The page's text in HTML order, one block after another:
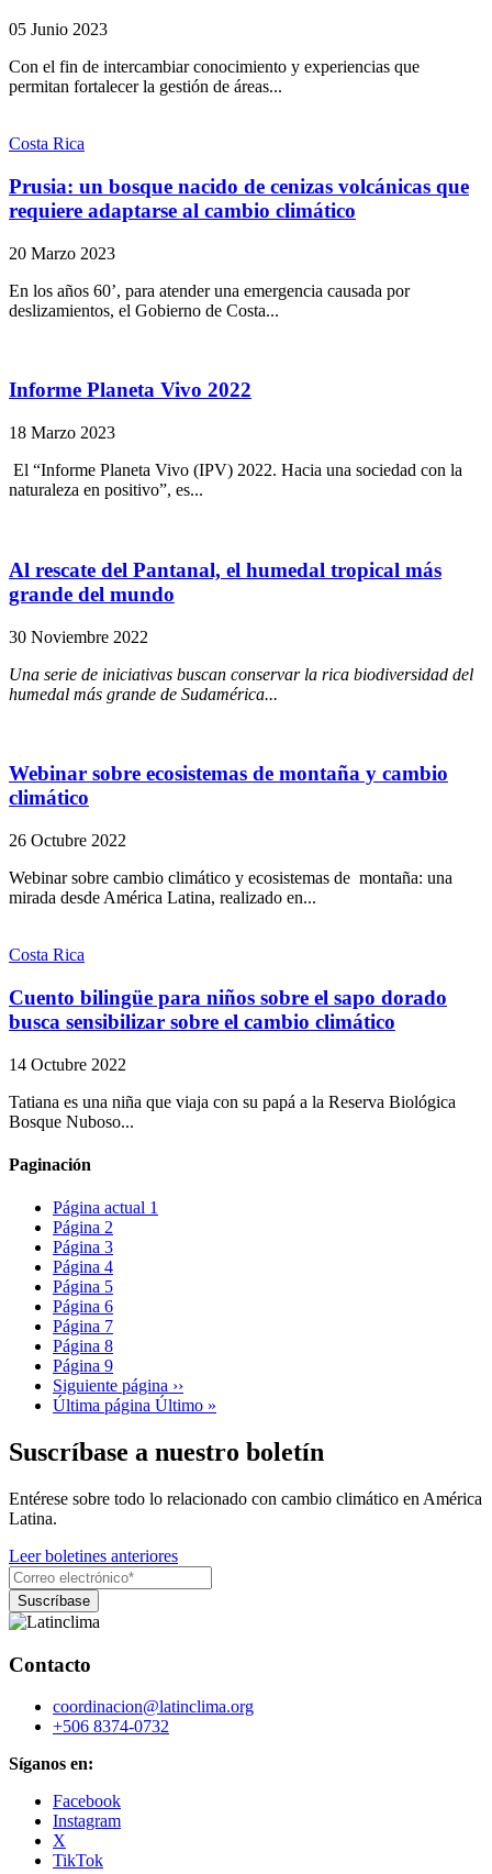
05 Junio 2023
Con el fin de intercambiar conocimiento y experiencias que
permitan fortalecer la gestión de áreas...
Costa Rica
Prusia: un bosque nacido de cenizas volcánicas que
requiere adaptarse al cambio climático
20 Marzo 2023
En los años 60’, para atender una emergencia causada por
deslizamientos, el Gobierno de Costa...
Informe Planeta Vivo 2022
18 Marzo 2023
El “Informe Planeta Vivo (IPV) 2022. Hacia una sociedad con la
naturaleza en positivo”, es...
Al rescate del Pantanal, el humedal tropical más
grande del mundo
30 Noviembre 2022
Una serie de iniciativas buscan conservar la rica biodiversidad del
humedal más grande de Sudamérica...
Webinar sobre ecosistemas de montaña y cambio
climático
26 Octubre 2022
Webinar sobre cambio climático y ecosistemas de montaña: una
mirada desde América Latina, realizado en...
Costa Rica
Cuento bilingüe para niños sobre el sapo dorado
busca sensibilizar sobre el cambio climático
14 Octubre 2022
Tatiana es una niña que viaja con su papá a la Reserva Biológica
Bosque Nuboso...
Paginación
Página actual 1
Página 2
Página 3
Página 4
Página 5
Página 6
Página 7
Página 8
Página 9
Siguiente página ››
Última página Último »
Suscríbase a nuestro boletín
Entérese sobre todo lo relacionado con cambio climático en América
Latina.
Leer boletines anteriores
Contacto
coordinacion@latinclima.org
+506 8374-0732
Síganos en:
Facebook
Instagram
X
TikTok